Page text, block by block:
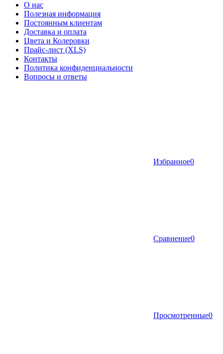
О нас
Полезная информация
Постоянным клиентам
Доставка и оплата
Цвета и Колеровки
Прайс-лист (XLS)
Контакты
Политика конфиденциальности
Вопросы и ответы
Избранное0
Сравнение0
Просмотренные0